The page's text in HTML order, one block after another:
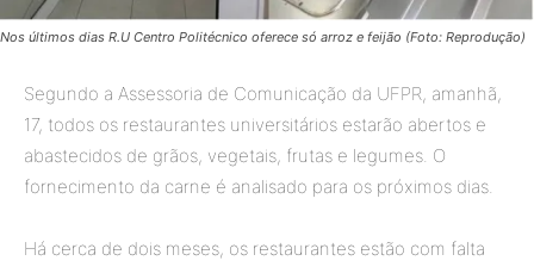
Nos últimos dias R.U Centro Politécnico oferece só arroz e feijão (Foto: Reprodução)
Segundo a Assessoria de Comunicação da UFPR, amanhã,
17, todos os restaurantes universitários estarão abertos e
abastecidos de grãos, vegetais, frutas e legumes. O
fornecimento da carne é analisado para os próximos dias.
Há cerca de dois meses, os restaurantes estão com falta